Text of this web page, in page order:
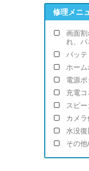
修理メニ
画面
れ、パ
バッテ
ホーム
電源
充電
スピ
カメラ
水没復
その